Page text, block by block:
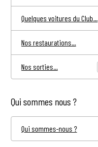
Quelques voitures du Club...
Nos restaurations...
Nos sorties...
Qui sommes nous ?
Qui sommes-nous ?